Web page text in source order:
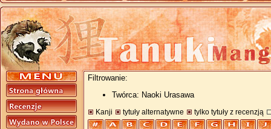
Filtrowanie:
Twórca: Naoki Urasawa
Kanji tytuły alternatywne tylko tytuły z recenzją